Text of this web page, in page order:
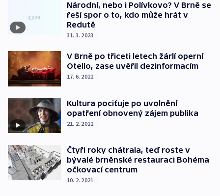
Národní, nebo i Polívkovo? V Brně se
řeší spor o to, kdo může hrát v
Redutě
31. 3. 2023 |
V Brně po třiceti letech žárlí operní
Otello, zase uvěřil dezinformacím
17. 6. 2022 |
Kultura pociťuje po uvolnění
opatření obnovený zájem publika
21. 2. 2022 |
Čtyři roky chátrala, teď roste v
bývalé brněnské restauraci Bohéma
očkovací centrum
10. 2. 2021 |